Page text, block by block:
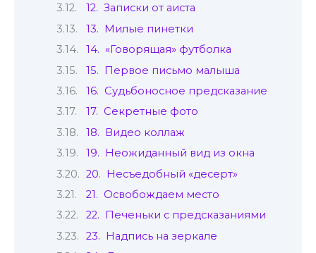
12. Записки от аиста
13. Милые пинетки
14. «Говорящая» футболка
15. Первое письмо малыша
16. Судьбоносное предсказание
17. Секретные фото
18. Видео коллаж
19. Неожиданный вид из окна
20. Несъедобный «десерт»
21. Освобождаем место
22. Печеньки с предсказаниями
23. Надпись на зеркале